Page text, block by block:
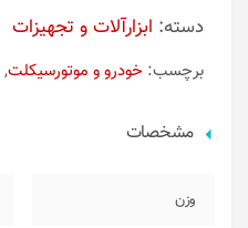
دسته: ابزارآلات و تجهیزات
برچسب: خودرو و موتورسیکلت,
مشخصات
وزن